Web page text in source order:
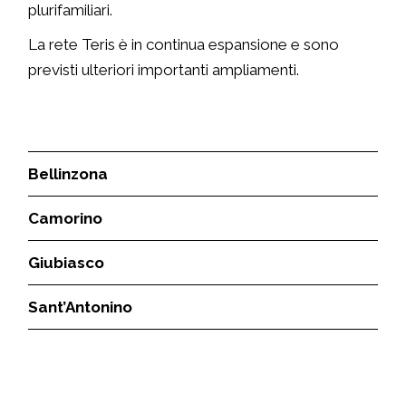
plurifamiliari.
La rete Teris è in continua espansione e sono
previsti ulteriori importanti ampliamenti.
Bellinzona
Camorino
Giubiasco
Sant’Antonino